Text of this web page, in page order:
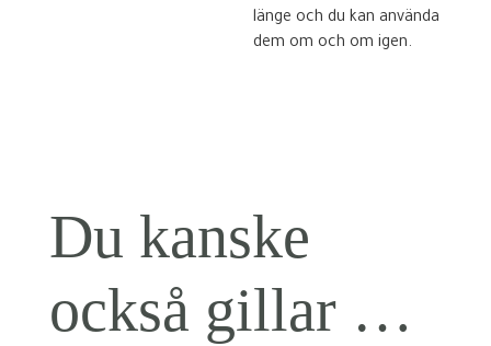
länge och du kan använda
dem om och om igen.
Du kanske
också gillar …